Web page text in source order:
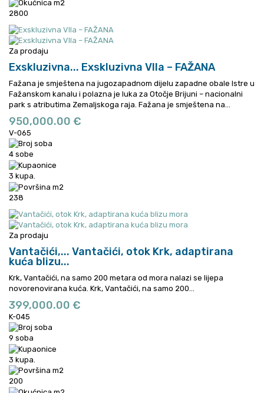
2800
Za prodaju
Exskluzivna... Exskluzivna Vlla – FAŽANA
Fažana je smještena na jugozapadnom dijelu zapadne obale Istre u
Fažanskom kanalu i polazna je luka za Otočje Brijuni – nacionalni
park s atributima Zemaljskoga raja. Fažana je smještena na...
950,000.00 €
V-065
4 sobe
3 kupa.
238
Za prodaju
Vantačići,... Vantačići, otok Krk, adaptirana
kuća blizu...
Krk, Vantačići, na samo 200 metara od mora nalazi se lijepa
novorenovirana kuća. Krk, Vantačići, na samo 200...
399,000.00 €
K-045
9 soba
3 kupa.
200